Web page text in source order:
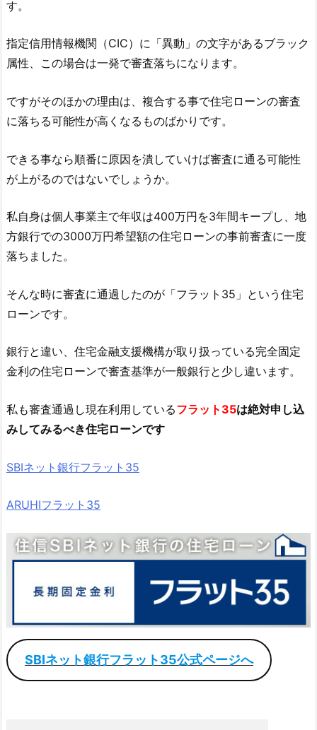
す。
指定信用情報機関（CIC）に「異動」の文字があるブラック
属性、この場合は一発で審査落ちになります。
ですがそのほかの理由は、複合する事で住宅ローンの審査
に落ちる可能性が高くなるものばかりです。
できる事なら順番に原因を潰していけば審査に通る可能性
が上がるのではないでしょうか。
私自身は個人事業主で年収は400万円を3年間キープし、地
方銀行での3000万円希望額の住宅ローンの事前審査に一度
落ちました。
そんな時に審査に通過したのが「フラット35」という住宅
ローンです。
銀行と違い、住宅金融支援機構が取り扱っている完全固定
金利の住宅ローンで審査基準が一般銀行と少し違います。
私も審査通過し現在利用しているフラット35は絶対申し込
みしてみるべき住宅ローンです
SBIネット銀行フラット35
ARUHIフラット35
SBIネット銀行フラット35公式ページへ